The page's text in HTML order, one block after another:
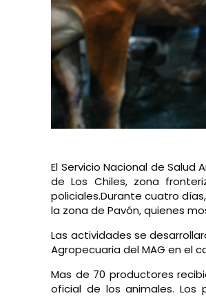
El Servicio Nacional de
de Los Chiles, zona
policiales.Durante cuatro
la zona de Pavón, quienes
Las actividades se
Agropecuaria del MAG en el
Mas de 70 productores
oficial de los animales. Los